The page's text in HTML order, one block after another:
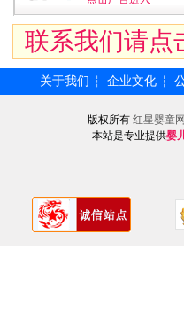
联系我们请点
关于我们 ┆ 企业文化 ┆
版权所有 红星婴童网
本站是专业提供婴